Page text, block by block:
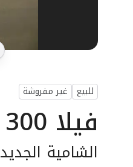
للبيع غير مفروشة
فيلا 300 متر مربع شرقية على شارع 20م
الشامية الجديد